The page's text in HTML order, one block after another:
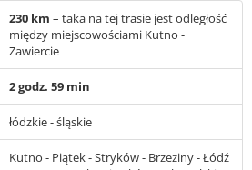
230 km – taka na tej trasie jest odległość
między miejscowościami Kutno -
Zawiercie
2 godz. 59 min
łódzkie - śląskie
Kutno - Piątek - Stryków - Brzeziny - Łódź